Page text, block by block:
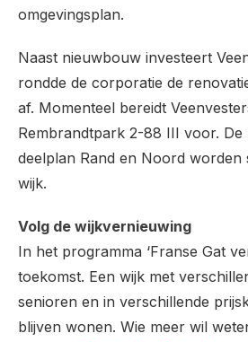
omgevingsplan.
Naast nieuwbouw investeert
rondde de corporatie de
af. Momenteel bereidt
Rembrandtpark 2-88 III voor.
deelplan Rand en Noord
wijk.
Volg de wijkvernieuwing
In het programma ‘Franse Gat
toekomst. Een wijk met
senioren en in verschillende
blijven wonen. Wie meer wil